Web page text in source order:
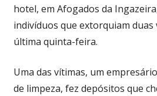
hotel, em Afogados da
indivíduos que extorquiam duas
última quinta-feira.
Uma das vítimas, um
de limpeza, fez depósitos que